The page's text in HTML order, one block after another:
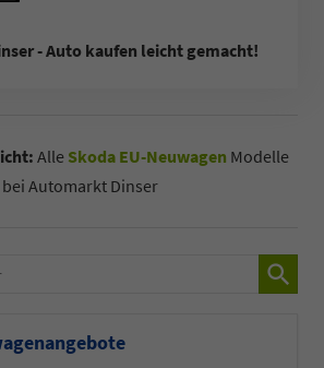
- Auto kaufen leicht gemacht!
Alle Skoda EU-Neuwagen Modelle
bei Automarkt Dinser